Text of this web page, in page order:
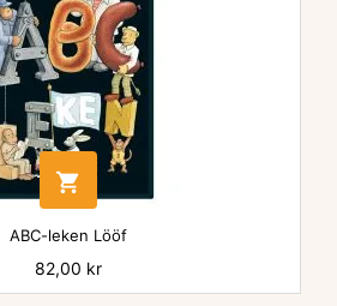

ABC-leken Lööf
Pris
82,00 kr